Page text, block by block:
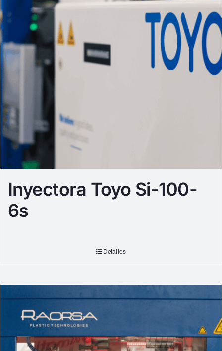
Inyectora Toyo Si-100-
6s
Detalles